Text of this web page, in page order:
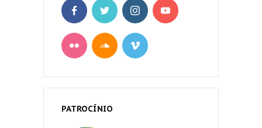
PATROCÍNIO